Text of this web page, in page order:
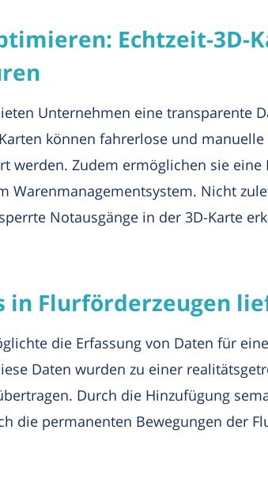
Echtzeit-
Unternehmen eine transparente
können fahrerlose und
werden. Zudem ermöglichen sie
Warenmanagementsystem. Nicht
Notausgänge in der 3D-Karte
in Flurförderzeugen
die Erfassung von Daten für
Daten wurden zu einer
Durch die Hinzufügung
die permanenten Bewegungen der